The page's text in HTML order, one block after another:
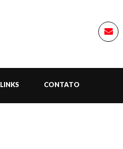
LINKS CONTATO